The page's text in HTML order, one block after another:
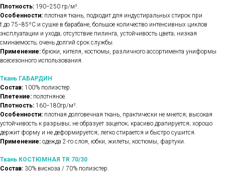
Плотность: 190−250 гр/м².
Особенности: плотная ткань, подходит для индустиральных стирок при
t до 75−85ºС и сушке в барабане, большое количество интенсивных циклов
эксплуатации и ухода; отсутствие пилинга, устойчивость цвета; низкая
сминаемость; очень долгий срок службы.
Применение: брюки, кителя, костюмы, различного ассортимента униформы
всесезонного использования.
Ткань ГАБАРДИН
Состав: 100% полиэстер.
Плетение: полотняное.
Плотность: 160−180гр/м².
Особенности: плотная долговечная ткань, практически не мнется; высокая
устойчивость к разрывы; не образует зацепок; красиво драпируется; хорошо
держит форму и не деформируется; легко стирается и быстро сушится.
Применение: одежда 2-го слоя, юбки, жилеты, костюмы, фартуки.
Ткань КОСТЮМНАЯ TR 70/30
Состав: 30% вискоза / 70% полиэстер.